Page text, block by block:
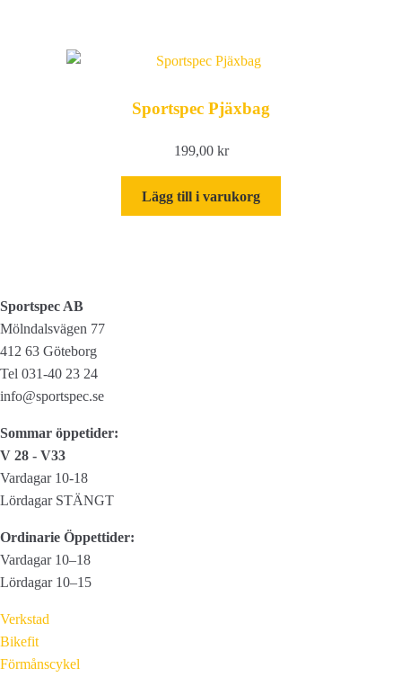
olika
väljas
Sportspec Pjäxbag
199,00 kr
Lägg till i varukorg
Sportspec AB
Mölndalsvägen 77
412 63 Göteborg
Tel 031-40 23 24
info@sportspec.se
Sommar öppetider:
V 28 - V33
Vardagar 10-18
Lördagar STÄNGT
Ordinarie Öppettider:
Vardagar 10–18
Lördagar 10–15
Verkstad
Bikefit
Förmånscykel